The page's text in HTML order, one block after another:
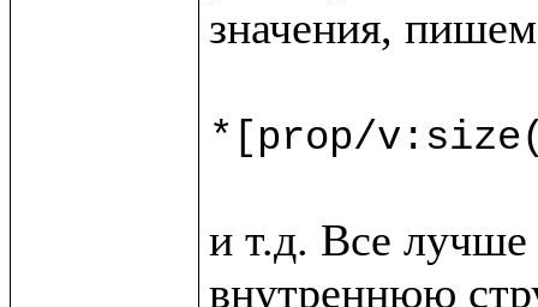
значения, пишем
*[prop/
и т.д. Все лучше